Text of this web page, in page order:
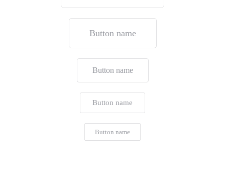
Button name
Button name
Button name
Button name